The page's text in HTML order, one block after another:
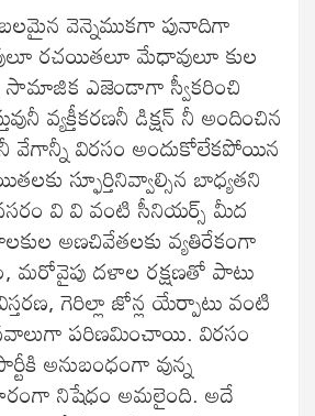
వెన్నెముకగా పునాదిగా
రచయితలూ మేధావులూ కుల
సామాజిక ఎజెండాగా స్వీకరించి
వ్యక్తీకరణనీ డిక్షన్ నీ అందించిన
వేగాన్నీ విరసం అందుకోలేకపోయిన
స్ఫూర్తినివ్వాల్సిన బాధ్యతని
వి వి వంటి సీనియర్స్ మీద
అణచివేతలకు వ్యతిరేకంగా
మరోవైపు దళాల రక్షణతో పాటు
గెరిల్లా జోన్ల యేర్పాటు వంటి
పరిణమించాయి. విరసం
అనుబంధంగా వున్న
నిషేధం అమలైంది. అదే